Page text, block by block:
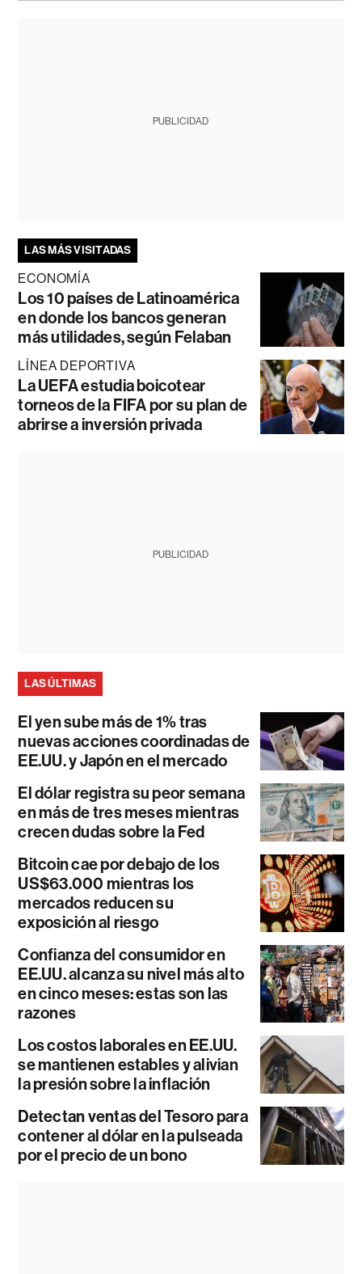
PUBLICIDAD
LAS MÁS VISITADAS
ECONOMÍA
Los 10 países de Latinoamérica
en donde los bancos generan
más utilidades, según Felaban
LÍNEA DEPORTIVA
La UEFA estudia boicotear
torneos de la FIFA por su plan de
abrirse a inversión privada
PUBLICIDAD
LAS ÚLTIMAS
El yen sube más de 1% tras
nuevas acciones coordinadas de
EE.UU. y Japón en el mercado
El dólar registra su peor semana
en más de tres meses mientras
crecen dudas sobre la Fed
Bitcoin cae por debajo de los
US$63.000 mientras los
mercados reducen su
exposición al riesgo
Confianza del consumidor en
EE.UU. alcanza su nivel más alto
en cinco meses: estas son las
razones
Los costos laborales en EE.UU.
se mantienen estables y alivian
la presión sobre la inflación
Detectan ventas del Tesoro para
contener al dólar en la pulseada
por el precio de un bono